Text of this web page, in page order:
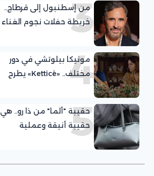
3
من إسطنبول إلى قرطاج..
خريطة حفلات نجوم الغناء
4
مونيكا بيلوتشي في دور
مختلف.. «Ketticè» يطرح
5
حقيبة "ألما" من ذا رو.. هي
حقيبة أنيقة وعملية